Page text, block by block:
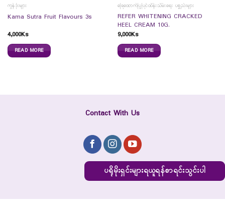
ကွန်ဒုံးများ
Kama Sutra Fruit Flavours 3s
4,000Ks
READ MORE
ခြေထောက်ပြုပြင်ထိန်းသိမ်းရေး ပစ္စည်းများ
REFER WHITENING CRACKED
HEEL CREAM 10G.
9,000Ks
READ MORE
Contact With Us
ပရိုမိုးရှင်းများရယူရန်စာရင်းသွင်းပါ